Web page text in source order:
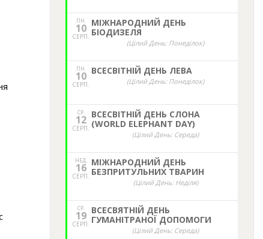
ПН.
10
СЕРП.
МІЖНАРОДНИЙ ДЕНЬ
БІОДИЗЕЛЯ
(Цілий День: Понеділок)
ПН.
10
СЕРП.
ВСЕСВІТНІЙ ДЕНЬ ЛЕВА
(Цілий День: Понеділок)
СР.
12
СЕРП.
ВСЕСВІТНІЙ ДЕНЬ СЛОНА
(WORLD ELEPHANT DAY)
(Цілий День: Середа)
НЕД,
16
СЕРП.
МІЖНАРОДНИЙ ДЕНЬ
БЕЗПРИТУЛЬНИХ ТВАРИН
(Цілий День: Неділя)
СР.
19
СЕРП.
ВСЕСВЯТНІЙ ДЕНЬ
ГУМАНІТРАНОЇ ДОПОМОГИ
(Цілий День: Середа)